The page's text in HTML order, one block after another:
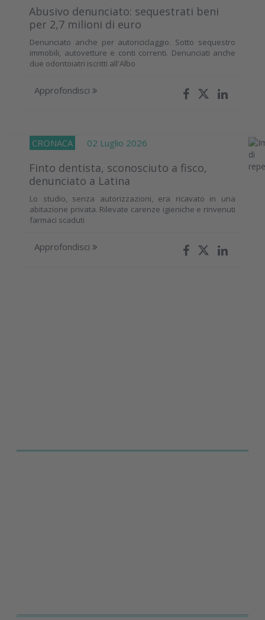
Abusivo denunciato: sequestrati beni
per 2,7 milioni di euro
Denunciato anche per autoriciclaggio. Sotto sequestro
immobili, autovetture e conti correnti. Denunciati anche
due odontoiatri iscritti all'Albo
Approfondisci
CRONACA 02 Luglio 2026
Finto dentista, sconosciuto a fisco,
denunciato a Latina
Lo studio, senza autorizzazioni, era ricavato in una
abitazione privata. Rilevate carenze igieniche e rinvenuti
farmaci scaduti
Approfondisci